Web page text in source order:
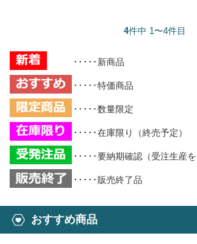
4件中 1〜4件目
･････新商品
･････特価商品
･････数量限定
･････在庫限り（終売予定）
･････要納期確認（受注生産を
･････販売終了品
おすすめ商品